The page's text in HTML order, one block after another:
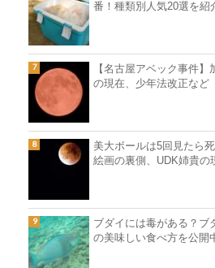
番！種類別人気20選を紹
【名古屋アベック事件
の現在、少年法改正など
美大ボールは5回見たら
絵画の裏側、UDK姉貴の
ブダイには毒がある？ブ
の美味しい食べ方を公開